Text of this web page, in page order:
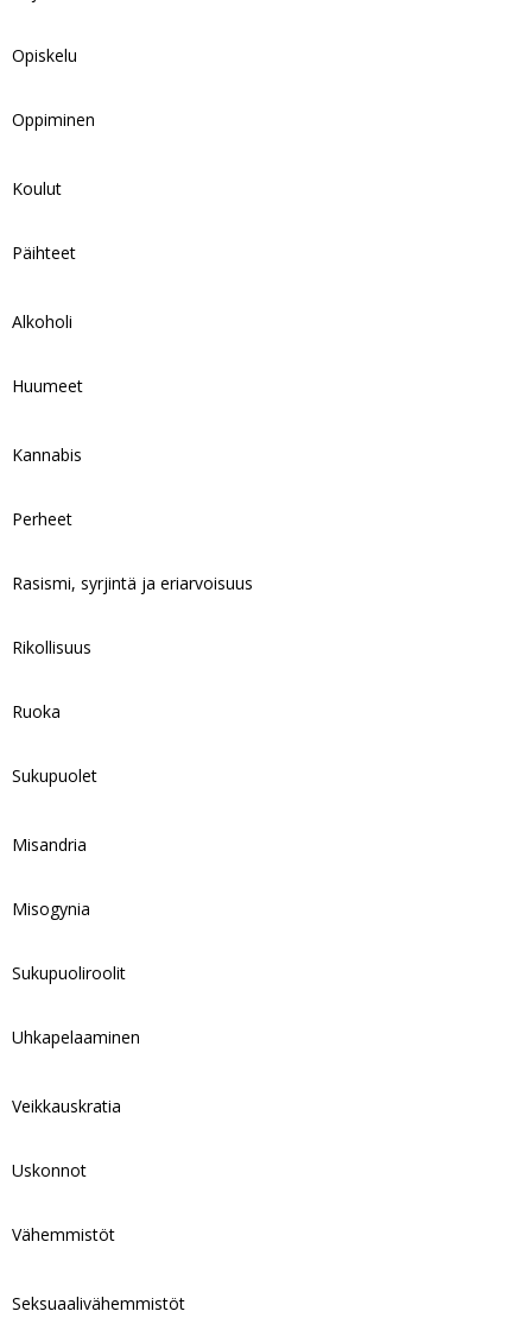
Opiskelu
Oppiminen
Koulut
Päihteet
Alkoholi
Huumeet
Kannabis
Perheet
Rasismi, syrjintä ja eriarvoisuus
Rikollisuus
Ruoka
Sukupuolet
Misandria
Misogynia
Sukupuoliroolit
Uhkapelaaminen
Veikkauskratia
Uskonnot
Vähemmistöt
Seksuaalivähemmistöt